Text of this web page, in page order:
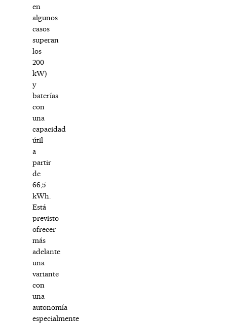
en
algunos
casos
superan
los
200
kW)
y
baterías
con
una
capacidad
útil
a
partir
de
66,5
kWh.
Está
previsto
ofrecer
más
adelante
una
variante
con
una
autonomía
especialmente